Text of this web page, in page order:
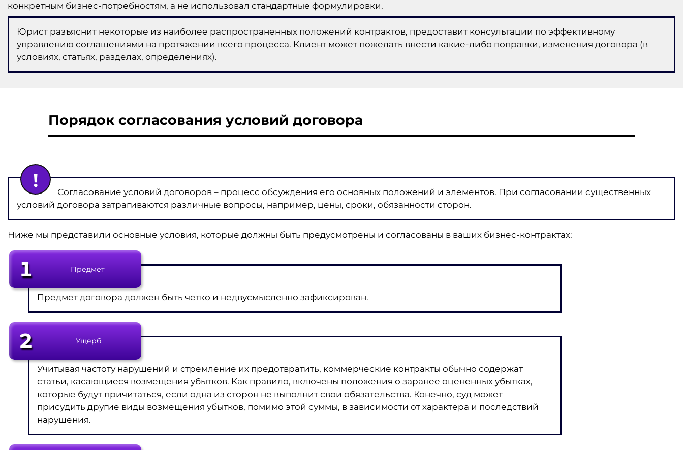
конкретным бизнес-потребностям, а не использовал стандартные формулировки.
Юрист разъяснит некоторые из наиболее распространенных положений контрактов, предоставит консультации по эффективному
управлению соглашениями на протяжении всего процесса. Клиент может пожелать внести какие-либо поправки, изменения договора (в
условиях, статьях, разделах, определениях).
Порядок согласования условий договора
Согласование условий договоров – процесс обсуждения его основных положений и элементов. При согласовании существенных
условий договора затрагиваются различные вопросы, например, цены, сроки, обязанности сторон.
Ниже мы представили основные условия, которые должны быть предусмотрены и согласованы в ваших бизнес-контрактах:
1 Предмет
Предмет договора должен быть четко и недвусмысленно зафиксирован.
2 Ущерб
Учитывая частоту нарушений и стремление их предотвратить, коммерческие контракты обычно содержат
статьи, касающиеся возмещения убытков. Как правило, включены положения о заранее оцененных убытках,
которые будут причитаться, если одна из сторон не выполнит свои обязательства. Конечно, суд может
присудить другие виды возмещения убытков, помимо этой суммы, в зависимости от характера и последствий
нарушения.